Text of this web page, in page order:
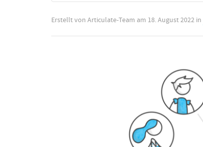
Erstellt von Articulate-Team am 18. August 2022 in